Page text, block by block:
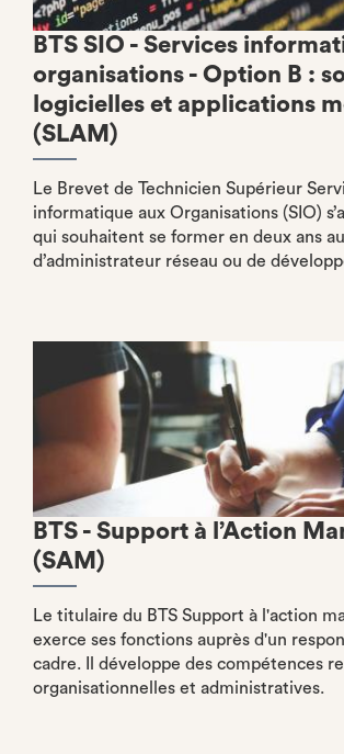
BTS SIO - Services
organisations - Option B :
logicielles et applications
(SLAM)
Le Brevet de Technicien Supérieur
informatique aux Organisations (SIO)
qui souhaitent se former en deux ans
d’administrateur réseau ou de
BTS - Support à l’Action
(SAM)
Le titulaire du BTS Support à l'action
exerce ses fonctions auprès d'un
cadre. Il développe des compétences
organisationnelles et administratives.